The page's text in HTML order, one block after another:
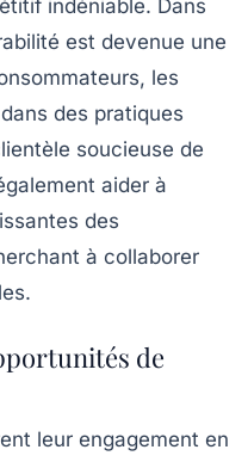
indéniable. Dans
est devenue une
les
des pratiques
soucieuse de
aider à
des
à collaborer
de
leur engagement en